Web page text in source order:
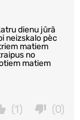
dienu jūrā
neizskalo pèc
matiem
no
matiem
(0)
(1)